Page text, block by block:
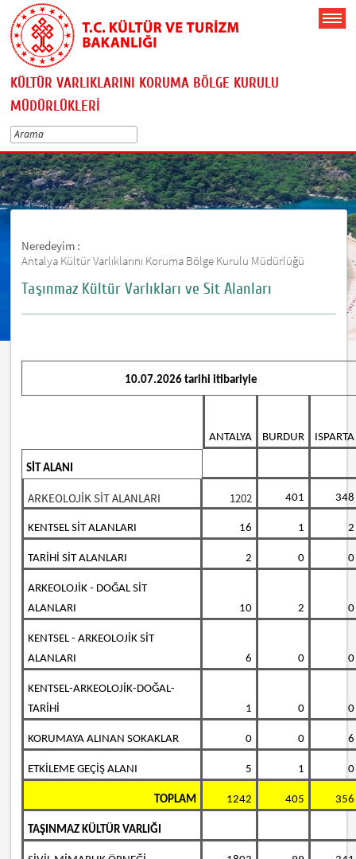
KÜLTÜR VARLIKLARINI KORUMA BÖLGE KURULU
MÜDÜRLÜKLERİ
Neredeyim :
Antalya Kültür Varlıklarını Koruma Bölge Kurulu Müdürlüğü
Taşınmaz Kültür Varlıkları ve Sit Alanları
10.07.2026 tarihi itibariyle
ANTALYA BURDUR ISPARTA
SİT ALANI
ARKEOLOJİK SİT ALANLARI 1202 401 348
KENTSEL SİT ALANLARI 16 1 2
TARİHİ SİT ALANLARI 2 0 0
ARKEOLOJİK - DOĞAL SİT
ALANLARI
10 2 0
KENTSEL - ARKEOLOJİK SİT
ALANLARI
6 0 0
KENTSEL-ARKEOLOJİK-DOĞAL-
TARİHİ
1 0 0
KORUMAYA ALINAN SOKAKLAR 0 0 6
ETKİLEME GEÇİŞ ALANI 5 1 0
TOPLAM 1242 405 356
TAŞINMAZ KÜLTÜR VARLIĞI